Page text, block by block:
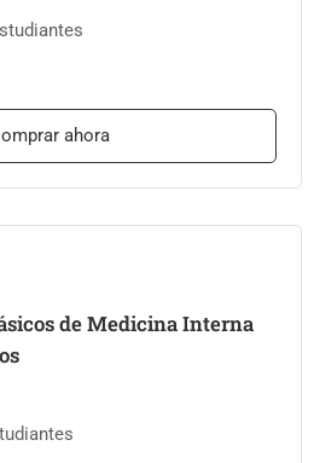
ahora
de Medicina Interna